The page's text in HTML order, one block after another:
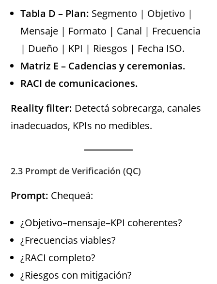
Tabla D – Plan: Segmento | Objetivo |
Mensaje | Formato | Canal | Frecuencia
| Dueño | KPI | Riesgos | Fecha ISO.
Matriz E – Cadencias y ceremonias.
RACI de comunicaciones.
Reality filter: Detectá sobrecarga, canales
inadecuados, KPIs no medibles.
2.3 Prompt de Verificación (QC)
Prompt: Chequeá:
¿Objetivo–mensaje–KPI coherentes?
¿Frecuencias viables?
¿RACI completo?
¿Riesgos con mitigación?